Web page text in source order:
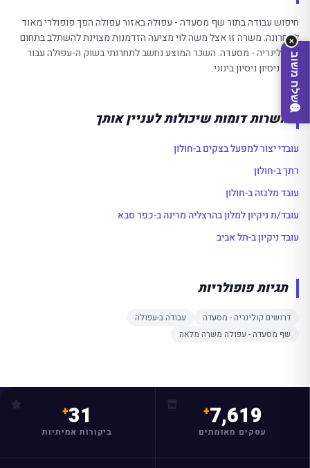
חיפוש עבודה בתור שף מסעדה - עפולה באזור עפולה הפך פופולרי מאוד
לאחרונה. משרה זו אצל משה לוי מציעה הזדמנות מצוינת להשתלב בתחום
ה-קולינריה - מסעדה. השכר המוצע נחשב לתחרותי בשוק ה-עפולה עבור
רמת ניסיון ניסיון בינוני.
משרות דומות שיכולות לעניין אותך
עובדי יצור למפעל בצקים ב-חולון
רתך ב-חולון
עובד מלגזה ב-חולון
עובד/ת ניקיון למלון בהרצליה מרינה ב-כפר סבא
עובד ניקיון ב-תל אביב
תגיות פופולריות
דרושים קולינריה - מסעדה
עבודה ב-עפולה
שף מסעדה - עפולה משרה מלאה
✕
שלח משוב
7,619
עסקים מאומתים
31
ביקורות אמיתיות